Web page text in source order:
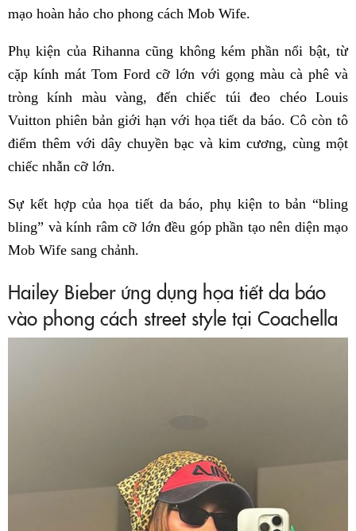
mạo hoàn hảo cho phong cách Mob Wife.
Phụ kiện của Rihanna cũng không kém phần nổi bật, từ
cặp kính mát Tom Ford cỡ lớn với gọng màu cà phê và
tròng kính màu vàng, đến chiếc túi đeo chéo Louis
Vuitton phiên bản giới hạn với họa tiết da báo. Cô còn tô
điểm thêm với dây chuyền bạc và kim cương, cùng một
chiếc nhẫn cỡ lớn.
Sự kết hợp của họa tiết da báo, phụ kiện to bản “bling
bling” và kính râm cỡ lớn đều góp phần tạo nên diện mạo
Mob Wife sang chảnh.
Hailey Bieber ứng dụng họa tiết da báo
vào phong cách street style tại Coachella